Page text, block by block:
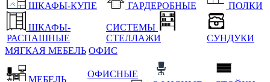
ШКАФЫ-КУПЕ
ШКАФЫ-
РАСПАШНЫЕ
ГАРДЕРОБНЫЕ
СИСТЕМЫ
СТЕЛЛАЖИ
ПОЛКИ
СУНДУКИ
МЯГКАЯ МЕБЕЛЬ ОФИС
МЕБЕЛЬ
ОФИСНЫЕ